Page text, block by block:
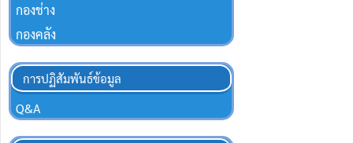
กองช่าง
กองคลัง
การปฏิสัมพันธ์ข้อมูล
Q&A